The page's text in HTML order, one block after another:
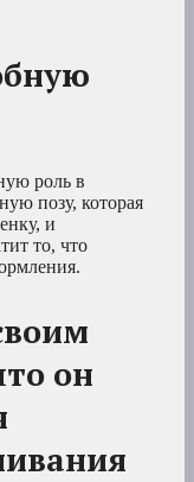
роль в
позу, которая
и
то, что
он